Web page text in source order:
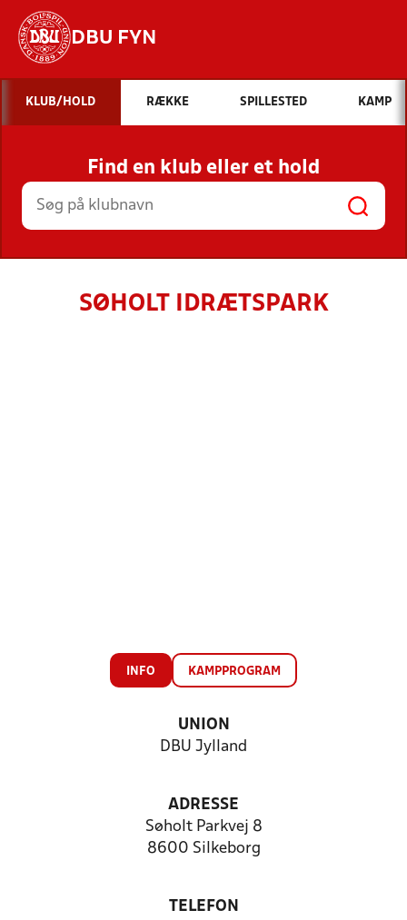
DBU FYN
Hvad vil du søge efter?
INDHOLD OG NYHEDER
STILLINGER, RESULTATER, KLUBBER OG
HOLD
KLUB/HOLD RÆKKE SPILLESTED KAMP
Find en klub eller et hold
SØHOLT IDRÆTSPARK
INFO KAMPPROGRAM
UNION
DBU Jylland
ADRESSE
Søholt Parkvej 8
8600 Silkeborg
TELEFON